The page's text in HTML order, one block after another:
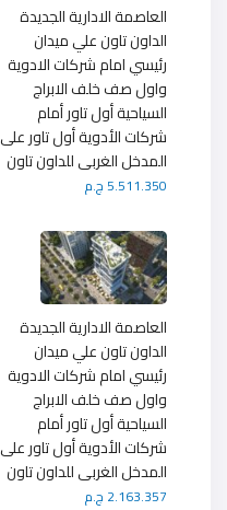
العاصمة الادارية الجديدة
الداون تاون علي ميدان
رئيسي امام شركات الادوية
واول صف خلف الابراج
السياحية أول تاور أمام
شركات الأدوية أول تاور على
المدخل الغربى للداون تاون
5.511.350 ج.م
العاصمة الادارية الجديدة
الداون تاون علي ميدان
رئيسي امام شركات الادوية
واول صف خلف الابراج
السياحية أول تاور أمام
شركات الأدوية أول تاور على
المدخل الغربى للداون تاون
2.163.357 ج.م